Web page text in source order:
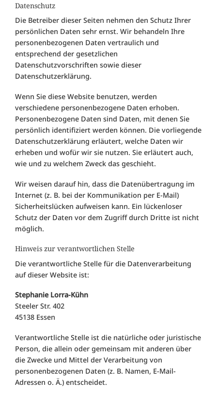
Datenschutz
Die Betreiber dieser Seiten nehmen den Schutz Ihrer
persönlichen Daten sehr ernst. Wir behandeln Ihre
personenbezogenen Daten vertraulich und
entsprechend der gesetzlichen
Datenschutzvorschriften sowie dieser
Datenschutzerklärung.
Wenn Sie diese Website benutzen, werden
verschiedene personenbezogene Daten erhoben.
Personenbezogene Daten sind Daten, mit denen Sie
persönlich identifiziert werden können. Die vorliegende
Datenschutzerklärung erläutert, welche Daten wir
erheben und wofür wir sie nutzen. Sie erläutert auch,
wie und zu welchem Zweck das geschieht.
Wir weisen darauf hin, dass die Datenübertragung im
Internet (z. B. bei der Kommunikation per E-Mail)
Sicherheitslücken aufweisen kann. Ein lückenloser
Schutz der Daten vor dem Zugriff durch Dritte ist nicht
möglich.
Hinweis zur verantwortlichen Stelle
Die verantwortliche Stelle für die Datenverarbeitung
auf dieser Website ist:
Stephanie Lorra-Kühn
Steeler Str. 402
45138 Essen
Verantwortliche Stelle ist die natürliche oder juristische
Person, die allein oder gemeinsam mit anderen über
die Zwecke und Mittel der Verarbeitung von
personenbezogenen Daten (z. B. Namen, E-Mail-
Adressen o. Ä.) entscheidet.